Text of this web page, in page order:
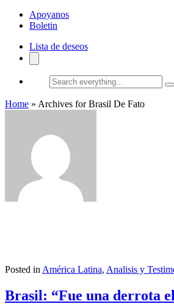
Apoyanos
Boletin
Lista de deseos
Search
everything...
Home » Archives for Brasil De Fato
Posted in América Latina, Analisis y
Brasil: “Fue una derrota